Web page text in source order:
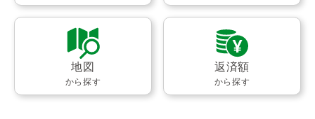
地図
から探す
返済額
から探す